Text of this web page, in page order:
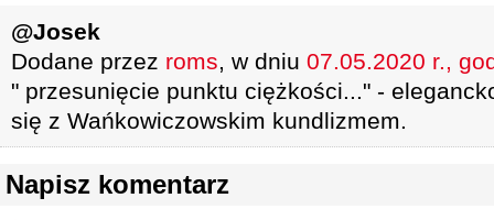
@Josek
Dodane przez roms, w dniu 07.05.2020 r.,
" przesunięcie punktu ciężkości..." -
się z Wańkowiczowskim kundlizmem.
Napisz komentarz